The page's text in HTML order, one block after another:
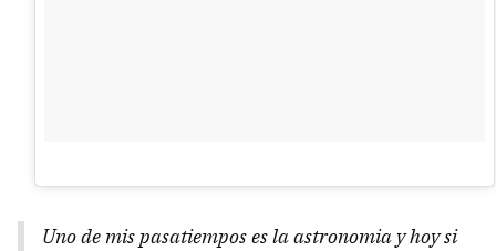
Uno de mis pasatiempos es la astronomia y hoy si